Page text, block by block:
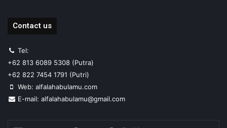
Contact us
Tel:
+62 813 6089 5308 (Putra)
+62 822 7454 1791 (Putri)
Web: alfalahabulamu.com
E-mail: alfalahabulamu@gmail.com